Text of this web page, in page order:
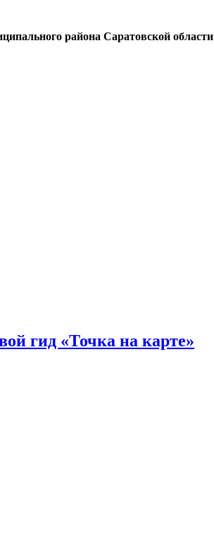
района Саратовской области
гид «Точка на карте»